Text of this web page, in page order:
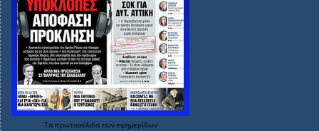
Τα πρωτοσέλιδα των εφημερίδων